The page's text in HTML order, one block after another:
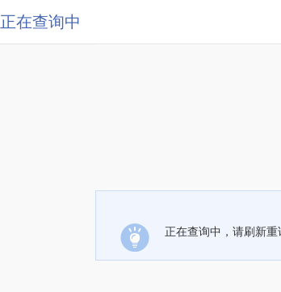
正在查询中
正在查询中，请刷新重